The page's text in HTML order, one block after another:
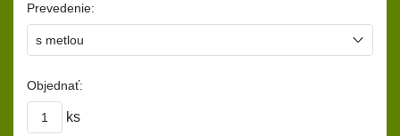
Prevedenie:
Objednať:
ks